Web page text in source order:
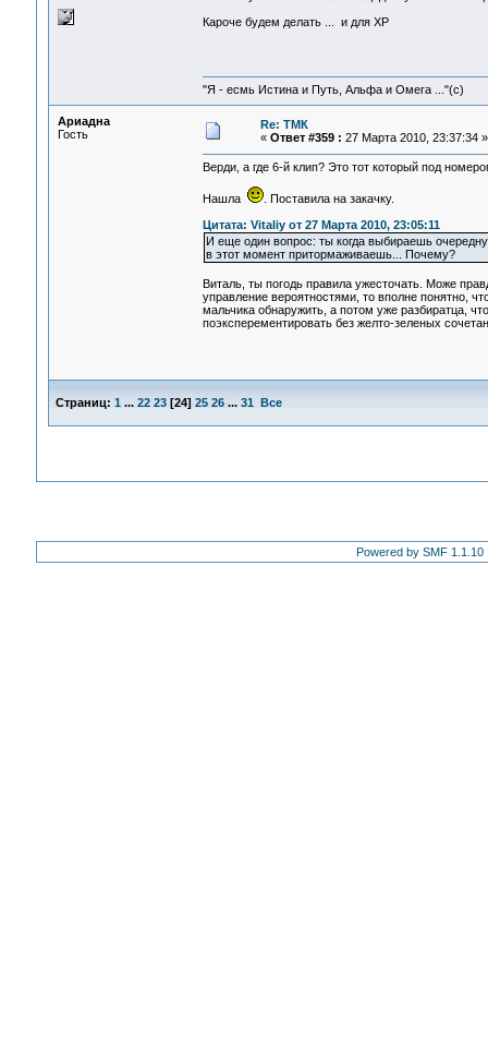
Кароче будем делать ... и для XP
"Я - есмь Истина и Путь, Альфа и Омега ..."(с)
Ариадна
Гость
Re: ТМК
« Ответ #359 : 27 Марта 2010, 23:37:34 »
Верди, а где 6-й клип? Это тот который под
Нашла
. Поставила на закачку.
Цитата: Vitaliy от 27 Марта 2010, 23:05:11
И еще один вопрос: ты когда выбираешь
в этот момент притормаживаешь... Почему?
Виталь, ты погодь правила ужесточать. Може
управление вероятностями, то вполне понятно,
мальчика обнаружить, а потом уже разбиратца,
поэксперементировать без желто-зеленых
Страниц: 1 ... 22 23[24] 25 26 ... 31 Все
Powered by SMF 1.1.10